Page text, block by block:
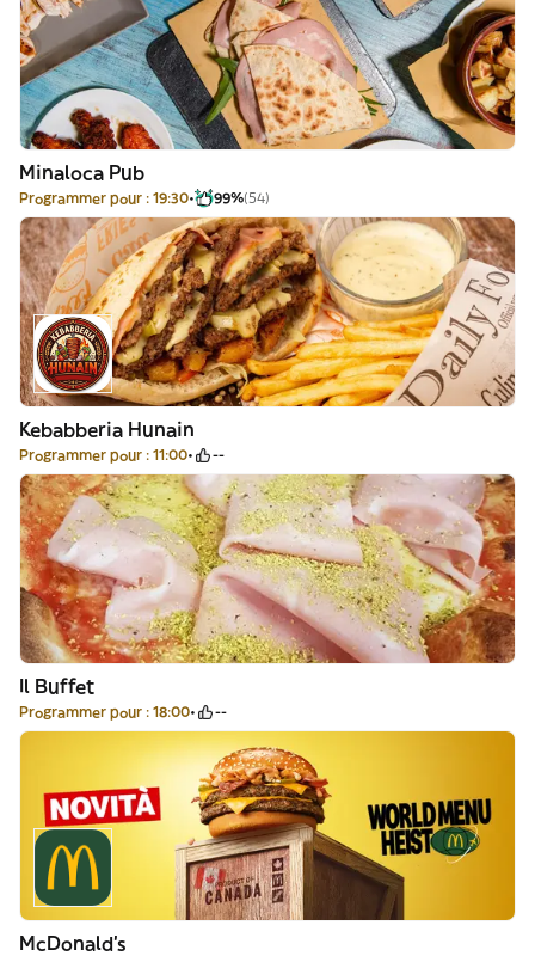
Minaloca Pub
Programmer pour : 19:30 99%(54)
Kebabberia Hunain
Programmer pour : 11:00 --
Il Buffet
Programmer pour : 18:00 --
McDonald's